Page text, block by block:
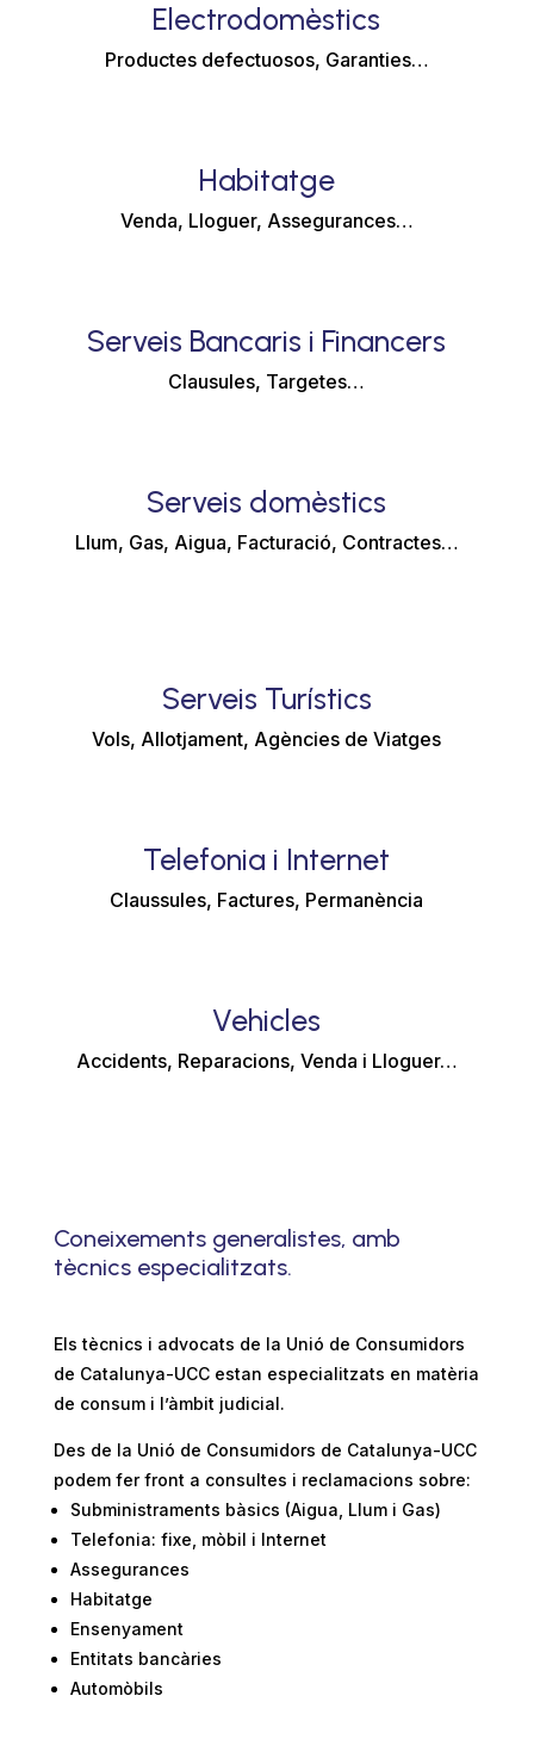
Electrodomèstics
Productes defectuosos, Garanties…
Habitatge
Venda, Lloguer, Assegurances…
Serveis Bancaris i Financers
Clausules, Targetes…
Serveis domèstics
Llum, Gas, Aigua, Facturació, Contractes…
Serveis Turístics
Vols, Allotjament, Agències de Viatges
Telefonia i Internet
Claussules, Factures, Permanència
Vehicles
Accidents, Reparacions, Venda i Lloguer…
Coneixements generalistes, amb
tècnics especialitzats.
Els tècnics i advocats de la Unió de Consumidors
de Catalunya-UCC estan especialitzats en matèria
de consum i l’àmbit judicial.
Des de la Unió de Consumidors de Catalunya-UCC
podem fer front a consultes i reclamacions sobre:
Subministraments bàsics (Aigua, Llum i Gas)
Telefonia: fixe, mòbil i Internet
Assegurances
Habitatge
Ensenyament
Entitats bancàries
Automòbils